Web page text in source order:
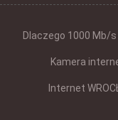
Dlaczego 1000 Mb/
Kamera
Internet